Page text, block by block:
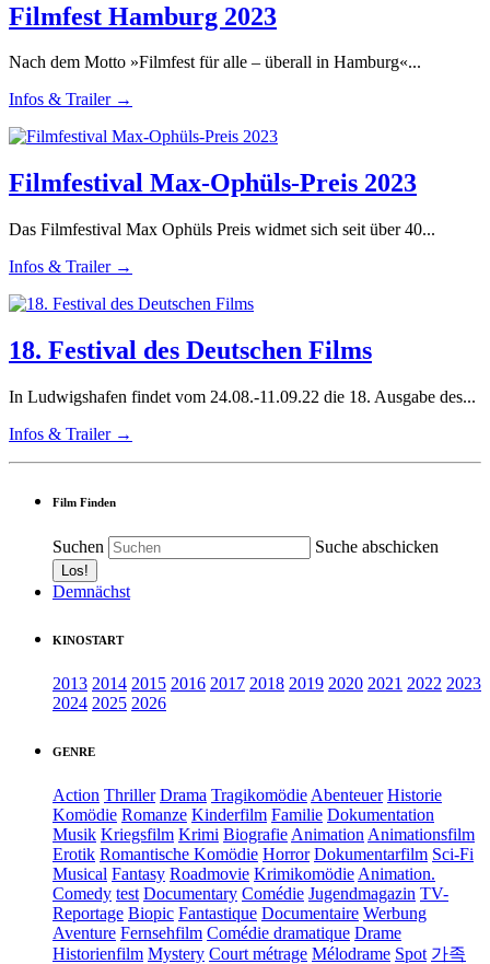
Filmfest Hamburg 2023
Nach dem Motto »Filmfest für alle – überall in Hamburg«...
Infos & Trailer →
Filmfestival Max-Ophüls-Preis 2023
Das Filmfestival Max Ophüls Preis widmet sich seit über 40...
Infos & Trailer →
18. Festival des Deutschen Films
In Ludwigshafen findet vom 24.08.-11.09.22 die 18. Ausgabe des...
Infos & Trailer →
Film Finden
Suchen Suche abschicken
Demnächst
KINOSTART
2013 2014 2015 2016 2017 2018 2019 2020 2021 2022 2023
2024 2025 2026
GENRE
Action Thriller Drama Tragikomödie Abenteuer Historie
Komödie Romanze Kinderfilm Familie Dokumentation
Musik Kriegsfilm Krimi Biografie Animation Animationsfilm
Erotik Romantische Komödie Horror Dokumentarfilm Sci-Fi
Musical Fantasy Roadmovie Krimikomödie Animation.
Comedy test Documentary Comédie Jugendmagazin TV-
Reportage Biopic Fantastique Documentaire Werbung
Aventure Fernsehfilm Comédie dramatique Drame
Historienfilm Mystery Court métrage Mélodrame Spot 가족